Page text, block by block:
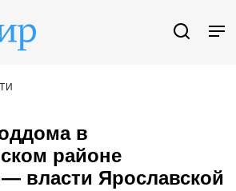
в
районе
власти Ярославской